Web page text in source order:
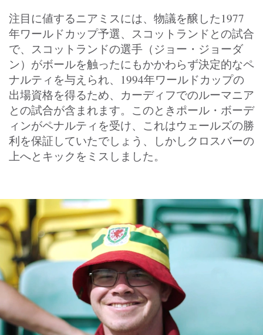
注目に値するニアミスには、物議を醸した1977
年ワールドカップ予選、スコットランドとの試合
で、スコットランドの選手（ジョー・ジョーダ
ン）がボールを触ったにもかかわらず決定的なペ
ナルティを与えられ、1994年ワールドカップの
出場資格を得るため、カーディフでのルーマニア
との試合が含まれます。このときポール・ボーデ
ィンがペナルティを受け、これはウェールズの勝
利を保証していたでしょう、しかしクロスバーの
上へとキックをミスしました。